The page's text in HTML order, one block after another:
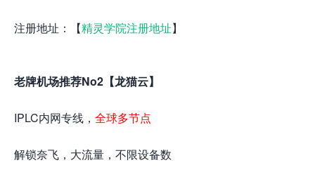
注册地址：【精灵学院注册地址】
老牌机场推荐No2【龙猫云】
IPLC内网专线， 全球多节点
解锁奈飞，大流量，不限设备数